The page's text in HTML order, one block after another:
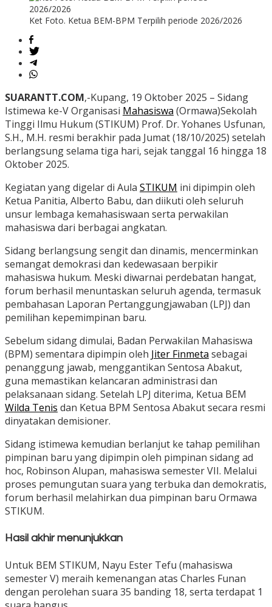
Ket Foto. Ketua BEM-BPM Terpilih periode 2026/2026
SUARANTT.COM,-Kupang, 19 Oktober 2025 – Sidang
Istimewa ke-V Organisasi Mahasiswa (Ormawa)Sekolah
Tinggi Ilmu Hukum (STIKUM) Prof. Dr. Yohanes Usfunan,
S.H., M.H. resmi berakhir pada Jumat (18/10/2025) setelah
berlangsung selama tiga hari, sejak tanggal 16 hingga 18
Oktober 2025.
Kegiatan yang digelar di Aula STIKUM ini dipimpin oleh
Ketua Panitia, Alberto Babu, dan diikuti oleh seluruh
unsur lembaga kemahasiswaan serta perwakilan
mahasiswa dari berbagai angkatan.
Sidang berlangsung sengit dan dinamis, mencerminkan
semangat demokrasi dan kedewasaan berpikir
mahasiswa hukum. Meski diwarnai perdebatan hangat,
forum berhasil menuntaskan seluruh agenda, termasuk
pembahasan Laporan Pertanggungjawaban (LPJ) dan
pemilihan kepemimpinan baru.
Sebelum sidang dimulai, Badan Perwakilan Mahasiswa
(BPM) sementara dipimpin oleh Jiter Finmeta sebagai
penanggung jawab, menggantikan Sentosa Abakut,
guna memastikan kelancaran administrasi dan
pelaksanaan sidang. Setelah LPJ diterima, Ketua BEM
Wilda Tenis dan Ketua BPM Sentosa Abakut secara resmi
dinyatakan demisioner.
Sidang istimewa kemudian berlanjut ke tahap pemilihan
pimpinan baru yang dipimpin oleh pimpinan sidang ad
hoc, Robinson Alupan, mahasiswa semester VII. Melalui
proses pemungutan suara yang terbuka dan demokratis,
forum berhasil melahirkan dua pimpinan baru Ormawa
STIKUM.
Hasil akhir menunjukkan
Untuk BEM STIKUM, Nayu Ester Tefu (mahasiswa
semester V) meraih kemenangan atas Charles Funan
dengan perolehan suara 35 banding 18, serta terdapat 1